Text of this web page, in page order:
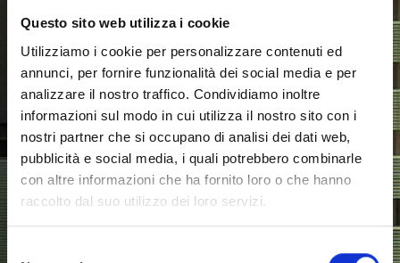
Questo sito web utilizza i cookie
Utilizziamo i cookie per personalizzare contenuti ed
annunci, per fornire funzionalità dei social media e per
analizzare il nostro traffico. Condividiamo inoltre
informazioni sul modo in cui utilizza il nostro sito con i
nostri partner che si occupano di analisi dei dati web,
pubblicità e social media, i quali potrebbero combinarle
con altre informazioni che ha fornito loro o che hanno
raccolto dal suo utilizzo dei loro servizi.
È la prima volta che accedi qui?
Per l'accesso è necessario utilizzare la mail
unicz personale e la relativa password (es.
nome.cognome@studenti.unicz.it o
xxxxx@unicz.it )
Ogni Studente iscritto all’Università Magna
Graecia di Catanzaro possiede un indirizzo
email di Ateneo. Per recuperare il proprio